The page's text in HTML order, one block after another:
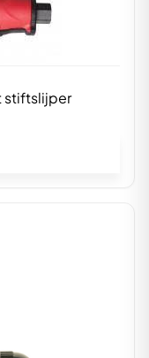
stiftslijper